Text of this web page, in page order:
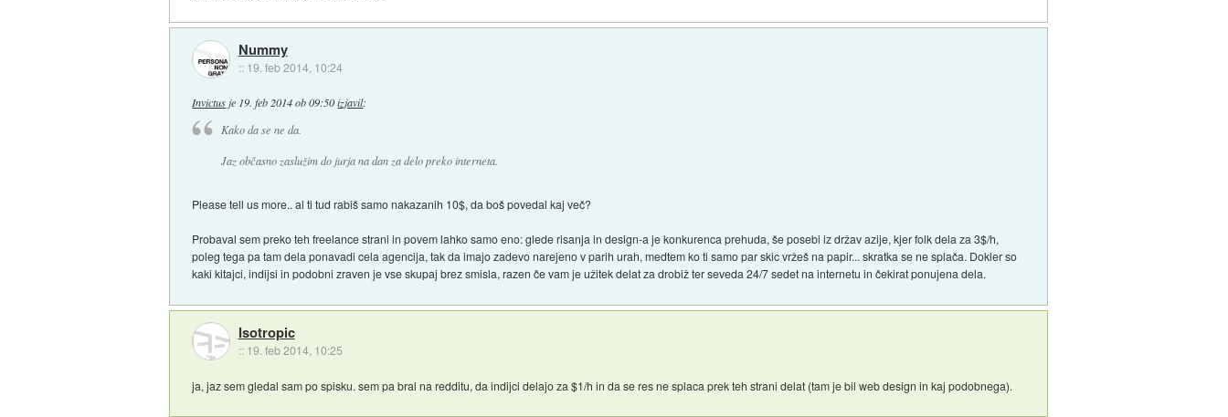
Nummy
:: 19. feb 2014, 10:24
Invictus je 19. feb 2014 ob 09:50 izjavil:
Kako da se ne da.
Jaz občasno zaslužim do jurja na dan za delo preko interneta.
Please tell us more.. al ti tud rabiš samo nakazanih 10$, da boš povedal kaj več?
Probaval sem preko teh freelance strani in povem lahko samo eno: glede risanja in design-a je konkurenca prehuda, še posebi iz držav azije, kjer folk dela za 3$/h,
poleg tega pa tam dela ponavadi cela agencija, tak da imajo zadevo narejeno v parih urah, medtem ko ti samo par skic vržeš na papir... skratka se ne splača. Dokler so
kaki kitajci, indijsi in podobni zraven je vse skupaj brez smisla, razen če vam je užitek delat za drobiž ter seveda 24/7 sedet na internetu in čekirat ponujena dela.
Isotropic
:: 19. feb 2014, 10:25
ja, jaz sem gledal sam po spisku. sem pa bral na redditu, da indijci delajo za $1/h in da se res ne splaca prek teh strani delat (tam je bil web design in kaj podobnega).